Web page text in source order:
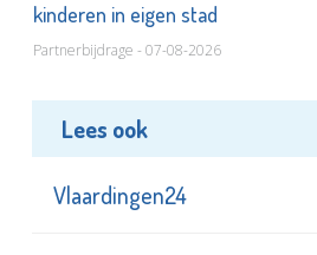
kinderen in eigen stad
Partnerbijdrage - 07-08-2026
Lees ook
Vlaardingen24